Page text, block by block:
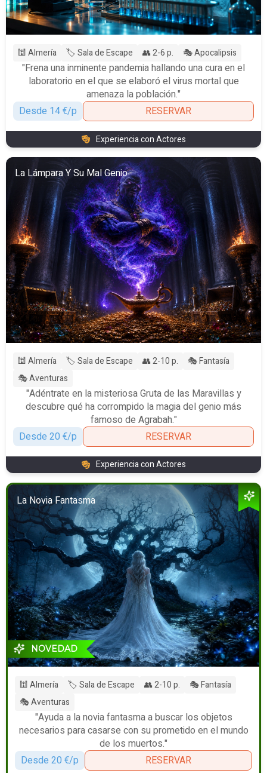
🕍 Almería 🏷️ Sala de Escape 👥 2-6 p. 🎭 Apocalipsis
"Frena una inminente pandemia hallando una cura en el
laboratorio en el que se elaboró el virus mortal que
amenaza la población."
Desde 14 €/p
RESERVAR
Experiencia con Actores
La Lámpara Y Su Mal Genio
🕍 Almería 🏷️ Sala de Escape 👥 2-10 p.
🎭 Fantasía
🎭 Aventuras
"Adéntrate en la misteriosa Gruta de las Maravillas y
descubre qué ha corrompido la magia del genio más
famoso de Agrabah."
Desde 20 €/p
RESERVAR
Experiencia con Actores
La Novia Fantasma
NOVEDAD
🕍 Almería 🏷️ Sala de Escape 👥 2-10 p.
🎭 Fantasía
🎭 Aventuras
"Ayuda a la novia fantasma a buscar los objetos
necesarios para casarse con su prometido en el mundo
de los muertos."
Desde 20 €/p
RESERVAR